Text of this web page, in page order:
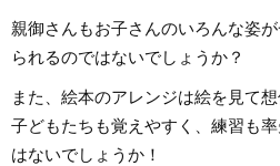
親御さんもお子さんのいろんな姿
られるのではないでしょうか？
また、絵本のアレンジは絵を見て
子どもたちも覚えやすく、練習も
はないでしょうか！